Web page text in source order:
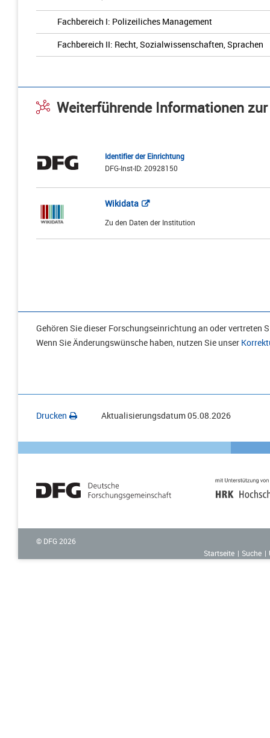
Fachbereich I: Polizeiliches Management
Fachbereich II: Recht, Sozialwissenschaften, Sprachen
Weiterführende Informationen
Identifier der Einrichtung
DFG-Inst-ID: 20928150
Wikidata
Zu den Daten der Institution
Gehören Sie dieser Forschungseinrichtung an oder vertreten
Wenn Sie Änderungswünsche haben, nutzen Sie unser
Drucken Aktualisierungsdatum05.08.2026
© DFG 2026
Startseite
Suche